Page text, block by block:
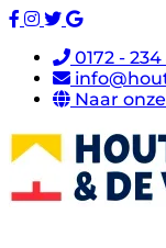
0172 -
Naar